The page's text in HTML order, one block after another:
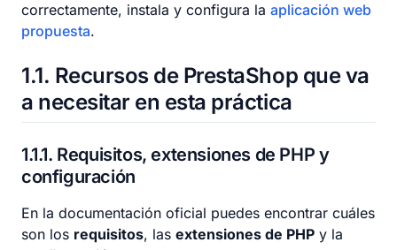
correctamente, instala y configura la aplicación web
propuesta.
1.1 Recursos de PrestaShop que va
a necesitar en esta práctica
1.1.1 Requisitos, extensiones de PHP y
configuración
En la documentación oficial puedes encontrar cuáles
son los requisitos, las extensiones de PHP y la